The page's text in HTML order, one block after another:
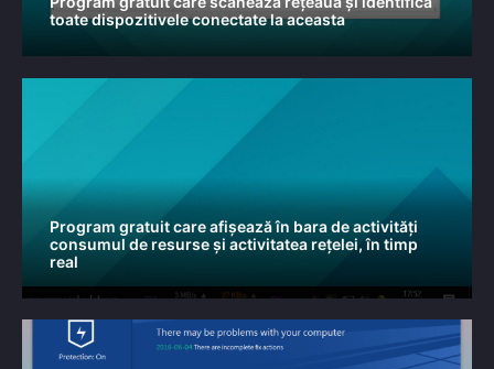
toate dispozitivele conectate la aceasta
Program gratuit care afișează în bara de activități
consumul de resurse și activitatea rețelei, în timp
real